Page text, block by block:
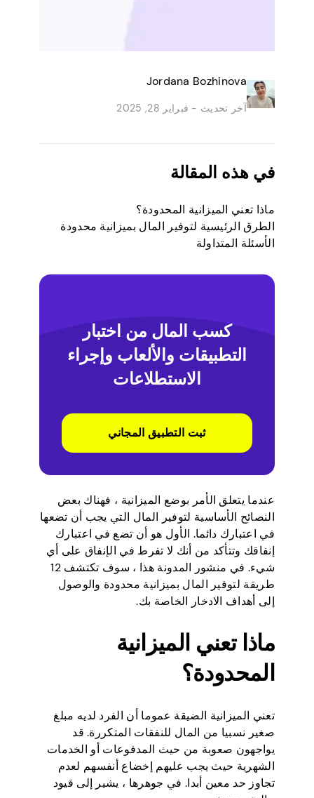
Jordana Bozhinova
آخر تحديث - فبراير 28, 2025
في هذه المقالة
ماذا تعني الميزانية المحدودة؟
الطرق الرئيسية لتوفير المال بميزانية محدودة
الأسئلة المتداولة
كسب المال من اختبار
التطبيقات والألعاب وإجراء
الاستطلاعات
ثبت التطبيق المجاني
عندما يتعلق الأمر بوضع الميزانية ، فهناك بعض
النصائح الأساسية لتوفير المال التي يجب أن تضعها
في اعتبارك دائما. الأول هو أن تضع في اعتبارك
إنفاقك وتتأكد من أنك لا تفرط في الإنفاق على أي
شيء. في منشور المدونة هذا ، سوف تكتشف 12
طريقة لتوفير المال بميزانية محدودة والوصول
إلى أهداف الادخار الخاصة بك.
ماذا تعني الميزانية
المحدودة؟
تعني الميزانية الضيقة عموما أن الفرد لديه مبلغ
صغير نسبيا من المال للنفقات المتكررة. قد
يواجهون صعوبة من حيث المدفوعات أو الخدمات
الشهرية حيث يجب عليهم إخضاع أنفسهم لعدم
تجاوز حد معين أبدا. في جوهرها ، يشير إلى قيود